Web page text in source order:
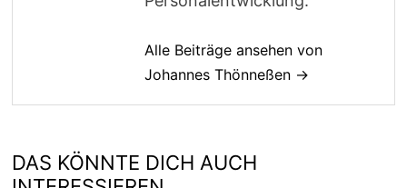
Alle Beiträge ansehen von
Johannes Thönneßen →
DAS KÖNNTE DICH AUCH